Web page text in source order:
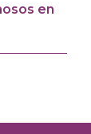
en